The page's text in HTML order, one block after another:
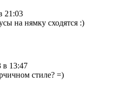
21:03
на нямку сходятся :)
в 13:47
стиле? =)